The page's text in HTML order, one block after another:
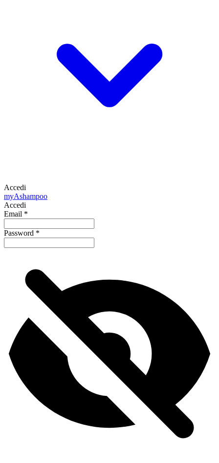
Accedi
myAshampoo
Accedi
Email *
Password *